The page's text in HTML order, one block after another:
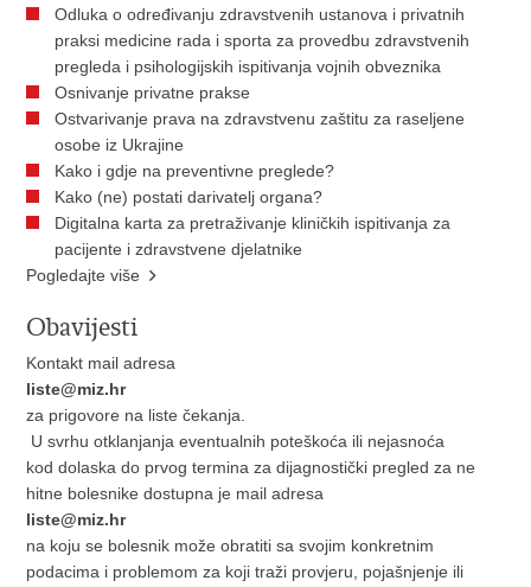
Odluka o određivanju zdravstvenih ustanova i privatnih
praksi medicine rada i sporta za provedbu zdravstvenih
pregleda i psihologijskih ispitivanja vojnih obveznika
Osnivanje privatne prakse
Ostvarivanje prava na zdravstvenu zaštitu za raseljene
osobe iz Ukrajine
​Kako i gdje na preventivne preglede?
Kako (ne) postati darivatelj organa?
Digitalna karta za pretraživanje kliničkih ispitivanja za
pacijente i zdravstvene djelatnike
Pogledajte više
Obavijesti
Kontakt mail adresa
liste@miz.hr
za prigovore na liste čekanja.
U svrhu otklanjanja eventualnih poteškoća ili nejasnoća
kod dolaska do prvog termina za dijagnostički pregled za ne
hitne bolesnike dostupna je mail adresa
liste@miz.hr
na koju se bolesnik može obratiti sa svojim konkretnim
podacima i problemom za koji traži provjeru, pojašnjenje ili